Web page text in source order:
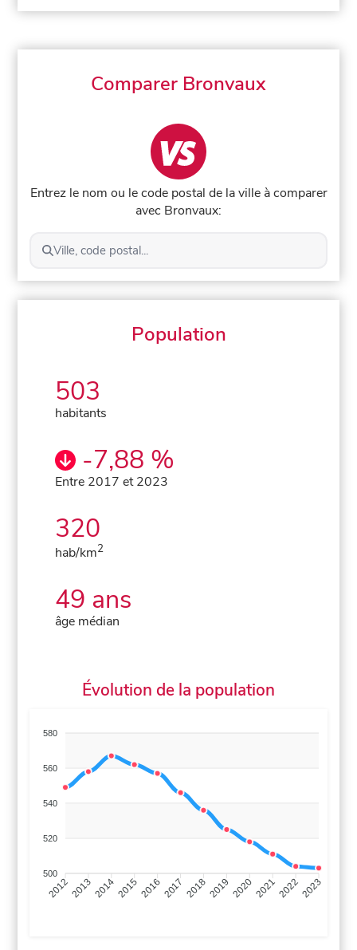
Comparer Bronvaux
Entrez le nom ou le code postal de la ville à comparer
avec Bronvaux:
Ville, code postal...
Population
503
habitants
-7,88 %
Entre 2017 et 2023
320
hab/km2
49 ans
âge médian
Évolution de la population
580
560
540
520
500
201220132014201520162017 20182019 2020202120222023